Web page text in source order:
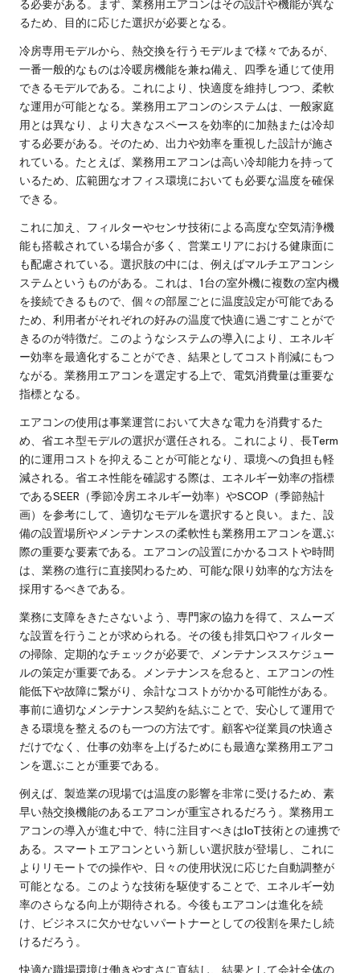
る必要がある。まず、業務用エアコンはその設計や機能が異な
るため、目的に応じた選択が必要となる。
冷房専用モデルから、熱交換を行うモデルまで様々であるが、
一番一般的なものは冷暖房機能を兼ね備え、四季を通じて使用
できるモデルである。これにより、快適度を維持しつつ、柔軟
な運用が可能となる。業務用エアコンのシステムは、一般家庭
用とは異なり、より大きなスペースを効率的に加熱または冷却
する必要がある。そのため、出力や効率を重視した設計が施さ
れている。たとえば、業務用エアコンは高い冷却能力を持って
いるため、広範囲なオフィス環境においても必要な温度を確保
できる。
これに加え、フィルターやセンサ技術による高度な空気清浄機
能も搭載されている場合が多く、営業エリアにおける健康面に
も配慮されている。選択肢の中には、例えばマルチエアコンシ
ステムというものがある。これは、1台の室外機に複数の室内機
を接続できるもので、個々の部屋ごとに温度設定が可能である
ため、利用者がそれぞれの好みの温度で快適に過ごすことがで
きるのが特徴だ。このようなシステムの導入により、エネルギ
ー効率を最適化することができ、結果としてコスト削減にもつ
ながる。業務用エアコンを選定する上で、電気消費量は重要な
指標となる。
エアコンの使用は事業運営において大きな電力を消費するた
め、省エネ型モデルの選択が選任される。これにより、長Term
的に運用コストを抑えることが可能となり、環境への負担も軽
減される。省エネ性能を確認する際は、エネルギー効率の指標
であるSEER（季節冷房エネルギー効率）やSCOP（季節熱計
画）を参考にして、適切なモデルを選択すると良い。また、設
備の設置場所やメンテナンスの柔軟性も業務用エアコンを選ぶ
際の重要な要素である。エアコンの設置にかかるコストや時間
は、業務の進行に直接関わるため、可能な限り効率的な方法を
採用するべきである。
業務に支障をきたさないよう、専門家の協力を得て、スムーズ
な設置を行うことが求められる。その後も排気口やフィルター
の掃除、定期的なチェックが必要で、メンテナンススケジュー
ルの策定が重要である。メンテナンスを怠ると、エアコンの性
能低下や故障に繋がり、余計なコストがかかる可能性がある。
事前に適切なメンテナンス契約を結ぶことで、安心して運用で
きる環境を整えるのも一つの方法です。顧客や従業員の快適さ
だけでなく、仕事の効率を上げるためにも最適な業務用エアコ
ンを選ぶことが重要である。
例えば、製造業の現場では温度の影響を非常に受けるため、素
早い熱交換機能のあるエアコンが重宝されるだろう。業務用エ
アコンの導入が進む中で、特に注目すべきはIoT技術との連携で
ある。スマートエアコンという新しい選択肢が登場し、これに
よりリモートでの操作や、日々の使用状況に応じた自動調整が
可能となる。このような技術を駆使することで、エネルギー効
率のさらなる向上が期待される。今後もエアコンは進化を続
け、ビジネスに欠かせないパートナーとしての役割を果たし続
けるだろう。
快適な職場環境は働きやすさに直結し、結果として会社全体の